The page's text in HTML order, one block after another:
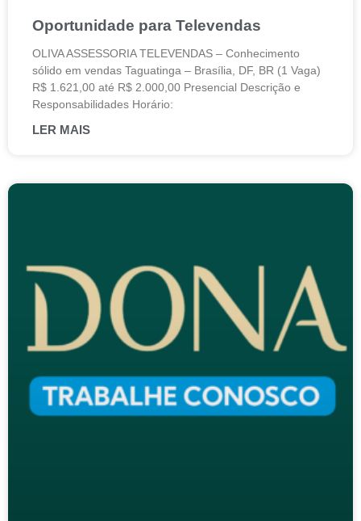
Oportunidade para Televendas
OLIVA ASSESSORIA TELEVENDAS – Conhecimento
sólido em vendas Taguatinga – Brasília, DF, BR (1 Vaga)
R$ 1.621,00 até R$ 2.000,00 Presencial Descrição e
Responsabilidades Horário:
LER MAIS